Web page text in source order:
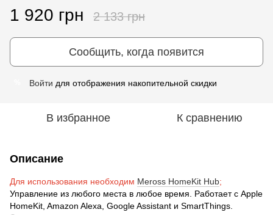
1 920 грн 2 133 грн
Сообщить, когда появится
Войти для отображения накопительной скидки
В избранное К сравнению
Описание
Для использования необходим Meross HomeKit Hub;
Управление из любого места в любое время. Работает с Apple
HomeKit, Amazon Alexa, Google Assistant и SmartThings.